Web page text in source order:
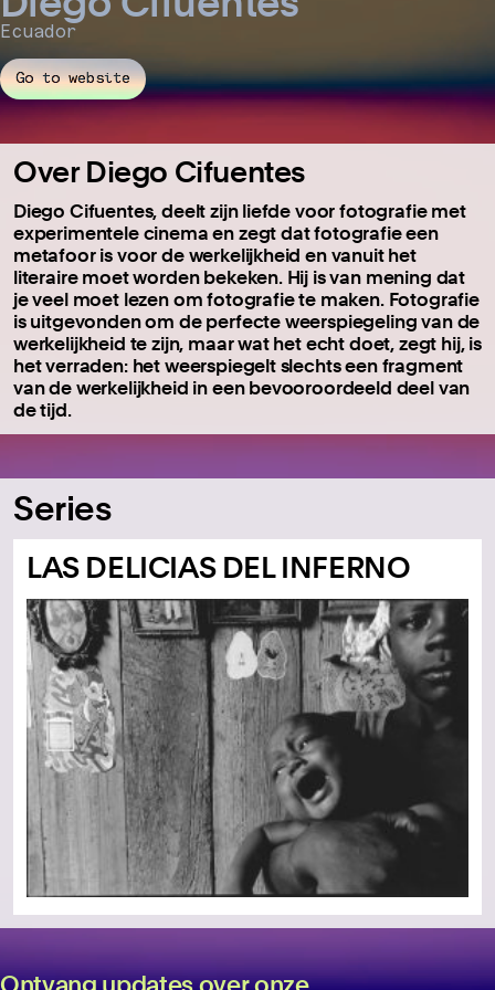
Ecuador
Go to website
Over Diego Cifuentes
Diego Cifuentes,deelt zijn liefde voor fotografie met
experimentele cinema en zegt dat fotografie een
metafoor is voor de werkelijkheid en vanuit het
literaire moet worden bekeken. Hij is van mening dat
je veel moet lezen om fotografie te maken. Fotografie
is uitgevonden om de perfecte weerspiegeling van de
werkelijkheid te zijn, maar wat het echt doet, zegt hij, is
het verraden: het weerspiegelt slechts een fragment
van de werkelijkheid in een bevooroordeeld deel van
de tijd.
Series
LAS DELICIAS DEL INFERNO